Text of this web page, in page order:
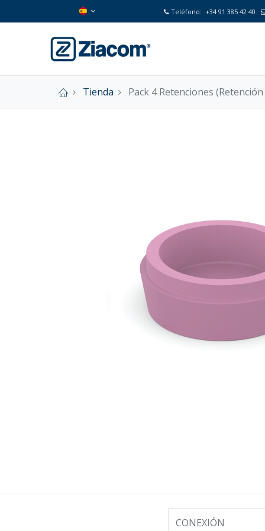
Teléfono: +34 91 385 42 40
Tienda Pack 4 Retenciones
CONEXIÓN